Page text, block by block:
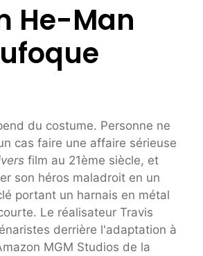
He-Man
du costume. Personne ne
cas faire une affaire sérieuse
film au 21ème siècle, et
son héros maladroit en un
portant un harnais en métal
Le réalisateur Travis
derrière l'adaptation à
MGM Studios de la